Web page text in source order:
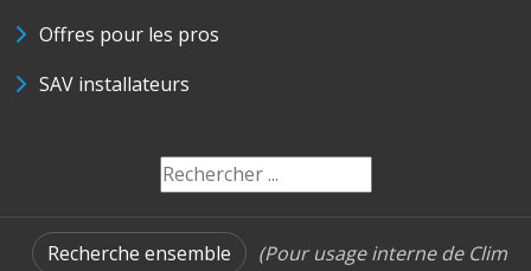
Offres pour les pros
SAV installateurs
Recherche ensemble (Pour usage interne de Clim